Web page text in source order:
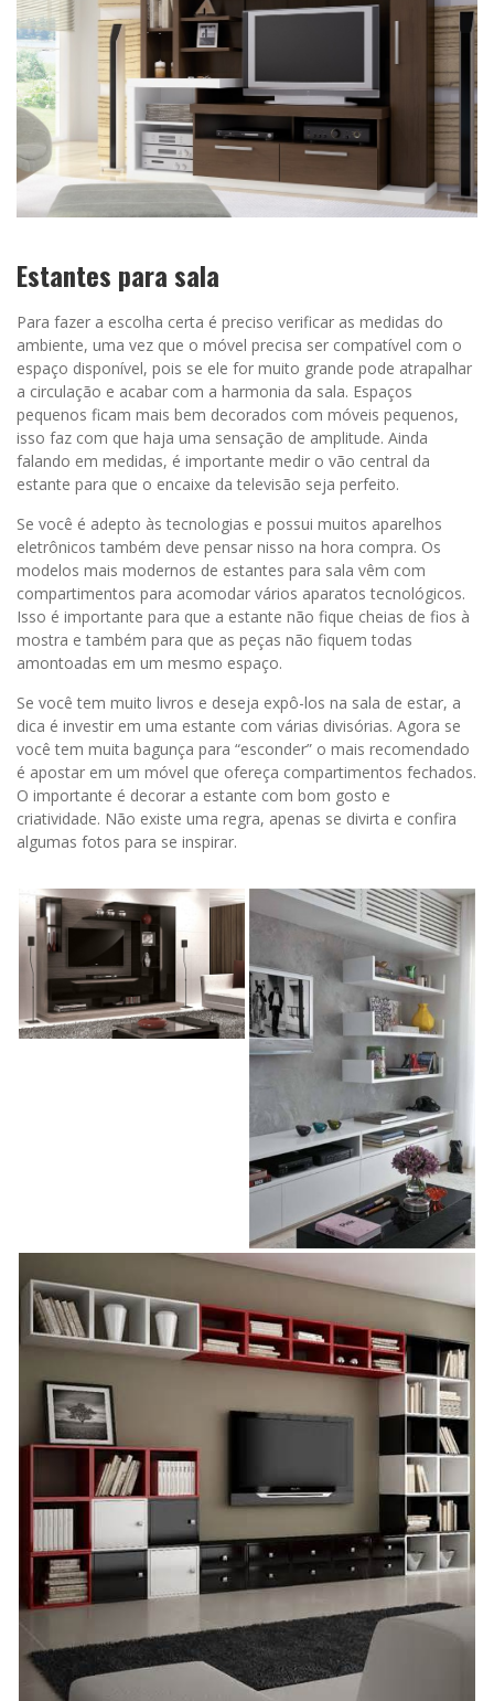
Estantes para sala
Para fazer a escolha certa é preciso verificar as medidas do
ambiente, uma vez que o móvel precisa ser compatível com o
espaço disponível, pois se ele for muito grande pode atrapalhar
a circulação e acabar com a harmonia da sala. Espaços
pequenos ficam mais bem decorados com móveis pequenos,
isso faz com que haja uma sensação de amplitude. Ainda
falando em medidas, é importante medir o vão central da
estante para que o encaixe da televisão seja perfeito.
Se você é adepto às tecnologias e possui muitos aparelhos
eletrônicos também deve pensar nisso na hora compra. Os
modelos mais modernos de estantes para sala vêm com
compartimentos para acomodar vários aparatos tecnológicos.
Isso é importante para que a estante não fique cheias de fios à
mostra e também para que as peças não fiquem todas
amontoadas em um mesmo espaço.
Se você tem muito livros e deseja expô-los na sala de estar, a
dica é investir em uma estante com várias divisórias. Agora se
você tem muita bagunça para “esconder” o mais recomendado
é apostar em um móvel que ofereça compartimentos fechados.
O importante é decorar a estante com bom gosto e
criatividade. Não existe uma regra, apenas se divirta e confira
algumas fotos para se inspirar.